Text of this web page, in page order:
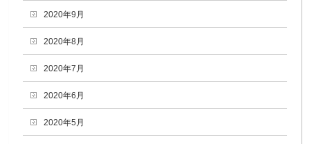
2020年9月
2020年8月
2020年7月
2020年6月
2020年5月